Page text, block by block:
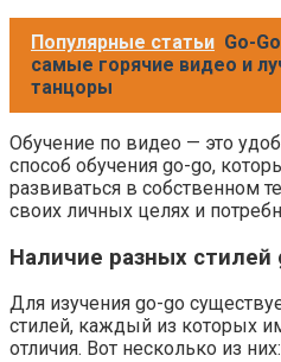
Популярные статьи Go-
самые горячие видео и
танцоры
Обучение по видео — это
способ обучения go-go,
развиваться в собственном
своих личных целях и
Наличие разных стилей
Для изучения go-go
стилей, каждый из которых
отличия. Вот несколько из них: